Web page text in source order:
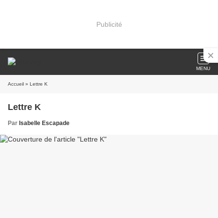
Publicité
MENU
Accueil » Lettre K
Lettre K
Par Isabelle Escapade